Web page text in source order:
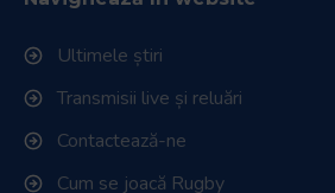
Ultimele știri
Transmisii live și reluări
Contactează-ne
Cum se joacă Rugby